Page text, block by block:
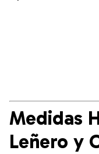
Medidas
Leñero y